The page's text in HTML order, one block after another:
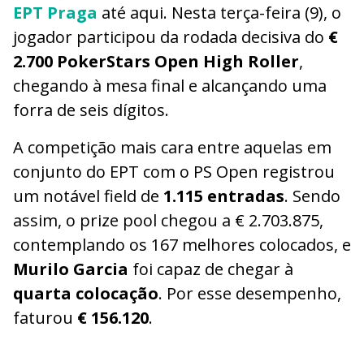
EPT Praga até aqui. Nesta terça-feira (9), o
jogador participou da rodada decisiva do €
2.700 PokerStars Open High Roller,
chegando à mesa final e alcançando uma
forra de seis dígitos.
A competição mais cara entre aquelas em
conjunto do EPT com o PS Open registrou
um notável field de 1.115 entradas. Sendo
assim, o prize pool chegou a € 2.703.875,
contemplando os 167 melhores colocados, e
Murilo Garcia foi capaz de chegar à
quarta colocação. Por esse desempenho,
faturou € 156.120.